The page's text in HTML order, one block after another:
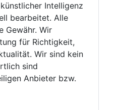
Intelligenz
bearbeitet. Alle
Gewähr. Wir
für Richtigkeit,
Wir sind kein
sind
Anbieter bzw.